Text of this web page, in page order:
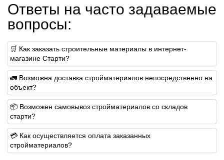
Ответы на часто задаваемые
вопросы:
🛒 Как заказать строительные материалы в интернет-
магазине Старти?
🚛 Возможна доставка стройматериалов непосредственно на
объект?
📦 Возможен самовывоз стройматериалов со складов
старти?
💳 Как осуществляется оплата заказанных
стройматериалов?